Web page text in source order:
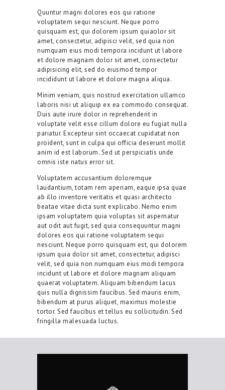
Quuntur magni dolores eos qui ratione
voluptatem sequi nesciunt. Neque porro
quisquam est, qui dolorem ipsum quiaolor sit
amet, consectetur, adipisci velit, sed quia non
numquam eius modi tempora incidunt ut labore
et dolore magnam dolor sit amet, consectetur
adipisicing elit, sed do eiusmod tempor
incididunt ut labore et dolore magna aliqua.
Minim veniam, quis nostrud exercitation ullamco
laboris nisi ut aliquip ex ea commodo consequat.
Duis aute irure dolor in reprehenderit in
voluptate velit esse cillum dolore eu fugiat nulla
pariatur. Excepteur sint occaecat cupidatat non
proident, sunt in culpa qui officia deserunt mollit
anim id est laborum. Sed ut perspiciatis unde
omnis iste natus error sit.
Voluptatem accusantium doloremque
laudantium, totam rem aperiam, eaque ipsa quae
ab illo inventore veritatis et quasi architecto
beatae vitae dicta sunt explicabo. Nemo enim
ipsam voluptatem quia voluptas sit aspernatur
aut odit aut fugit, sed quia consequuntur magni
dolores eos qui ratione voluptatem sequi
nesciunt. Neque porro quisquam est, qui dolorem
ipsum quia dolor sit amet, consectetur, adipisci
velit, sed quia non numquam eius modi tempora
incidunt ut labore et dolore magnam aliquam
quaerat voluptatem. Aliquam bibendum lacus
quis nulla dignissim faucibus. Sed mauris enim,
bibendum at purus aliquet, maximus molestie
tortor. Sed faucibus et tellus eu sollicitudin. Sed
fringilla malesuada luctus.